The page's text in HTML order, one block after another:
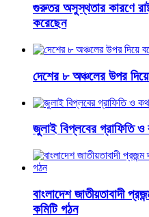
গুরুতর অসুস্থতার কারণে
করেছেন
দেশের ৮ অঞ্চলের উপর
জুলাই বিপ্লবের গ্রাফিতি ও
বাংলাদেশ জাতীয়তাবাদী
কমিটি গঠন